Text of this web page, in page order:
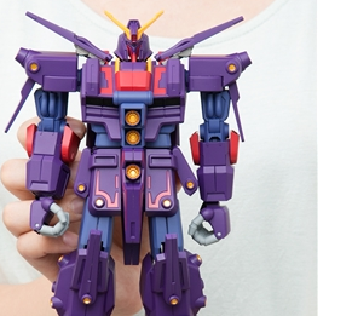
ント
説
ュニティ
分かる
サイト